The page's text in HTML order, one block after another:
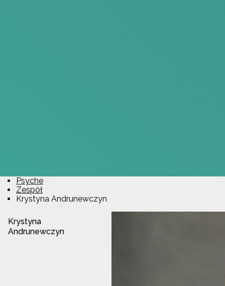
Psyche
Zespół
Krystyna Andrunewczyn
Krystyna
Andrunewczyn